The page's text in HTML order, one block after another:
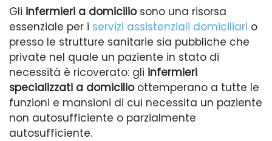
Gli infermieri a domiciliosono una risorsa
essenziale per i servizi assistenziali domiciliari o
presso le strutture sanitarie sia pubbliche che
private nel quale un paziente in stato di
necessità è ricoverato: gli infermieri
specializzati a domicilioottemperano a tutte le
funzioni e mansioni di cui necessita un paziente
non autosufficiente o parzialmente
autosufficiente.